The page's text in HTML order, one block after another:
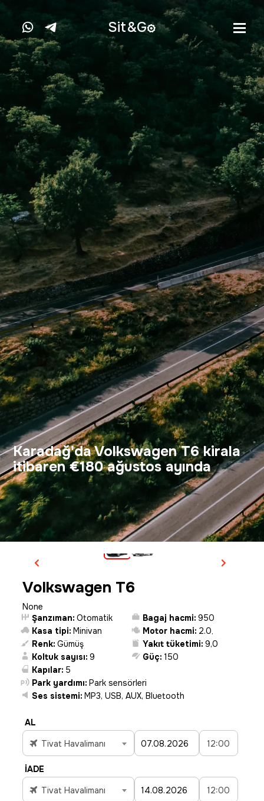
Sit&G
Karadağ'da Volkswagen T6 kirala
itibaren €180 ağustos ayında
Volkswagen T6
None
Şanzıman: Otomatik
Kasa tipi: Minivan
Renk: Gümüş
Koltuk sayısı: 9
Kapılar: 5
Bagaj hacmi: 950
Motor hacmi: 2.0,
Yakıt tüketimi: 9,0
Güç: 150
Park yardımı: Park sensörleri
Ses sistemi: MP3, USB, AUX, Bluetooth
AL
Tivat Havalimanı
12:00
İADE
Tivat Havalimanı
12:00